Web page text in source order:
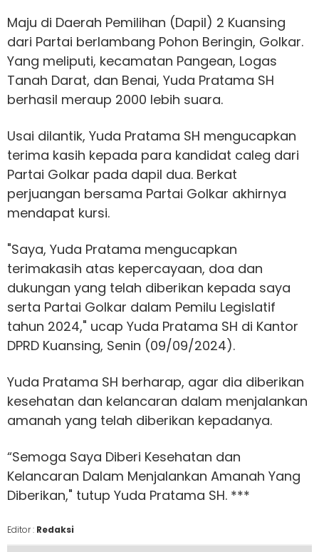
Maju di Daerah Pemilihan (Dapil) 2 Kuansing
dari Partai berlambang Pohon Beringin, Golkar.
Yang meliputi, kecamatan Pangean, Logas
Tanah Darat, dan Benai, Yuda Pratama SH
berhasil meraup 2000 lebih suara.
Usai dilantik, Yuda Pratama SH mengucapkan
terima kasih kepada para kandidat caleg dari
Partai Golkar pada dapil dua. Berkat
perjuangan bersama Partai Golkar akhirnya
mendapat kursi.
"Saya, Yuda Pratama mengucapkan
terimakasih atas kepercayaan, doa dan
dukungan yang telah diberikan kepada saya
serta Partai Golkar dalam Pemilu Legislatif
tahun 2024," ucap Yuda Pratama SH di Kantor
DPRD Kuansing, Senin (09/09/2024).
Yuda Pratama SH berharap, agar dia diberikan
kesehatan dan kelancaran dalam menjalankan
amanah yang telah diberikan kepadanya.
“Semoga Saya Diberi Kesehatan dan
Kelancaran Dalam Menjalankan Amanah Yang
Diberikan," tutup Yuda Pratama SH. ***
Editor : Redaksi